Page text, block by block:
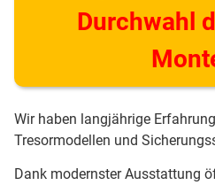
Durchwahl
Wir haben langjährige
Tresormodellen und
Dank modernster Ausstattung